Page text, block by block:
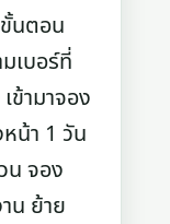
นตอน
เบอร์ที่
ข้ามาจอง
น้า 1 วัน
น จอง
น ย้าย